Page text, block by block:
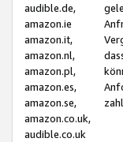
audible.de,
amazon.ie
amazon.it,
amazon.nl,
amazon.pl,
amazon.es,
amazon.se,
amazon.co.uk,
audible.co.uk